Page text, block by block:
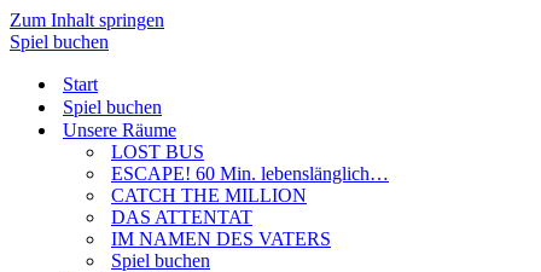
Zum Inhalt springen
Spiel buchen
Start
Spiel buchen
Unsere Räume
LOST BUS
ESCAPE! 60 Min. lebenslänglich…
CATCH THE MILLION
DAS ATTENTAT
IM NAMEN DES VATERS
Spiel buchen